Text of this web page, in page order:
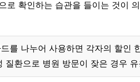
로 확인하는 습관을 들이는 것이
를 나누어 사용하면 각자의 할인
질환으로 병원 방문이 잦은 경우